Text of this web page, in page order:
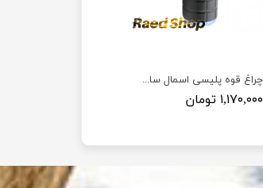
چراغ قوه پلیسی اسمال سان مدل E20 ( خورشید کوچک )
۱,۱۷۰,۰۰۰ تومان